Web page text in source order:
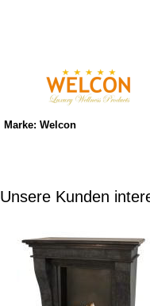
Marke: Welcon
Unsere Kunden